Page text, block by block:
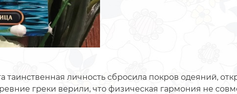
таинственная личность сбросила покров одеяний,
греки верили, что физическая гармония не